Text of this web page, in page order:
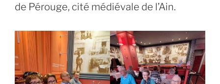
de Pérouge, cité médiévale de l’Ain.